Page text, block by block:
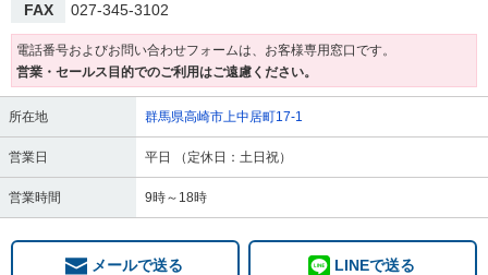
FAX
027-345-3102
電話番号およびお問い合わせフォームは、お客様専用窓口です。
営業・セールス目的でのご利用はご遠慮ください。
所在地 群馬県高崎市上中居町17-1
営業日 平日 （定休日：土日祝）
営業時間 9時～18時
メールで送る LINEで送る